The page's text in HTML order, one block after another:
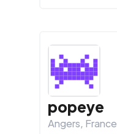
popeye
Angers, France